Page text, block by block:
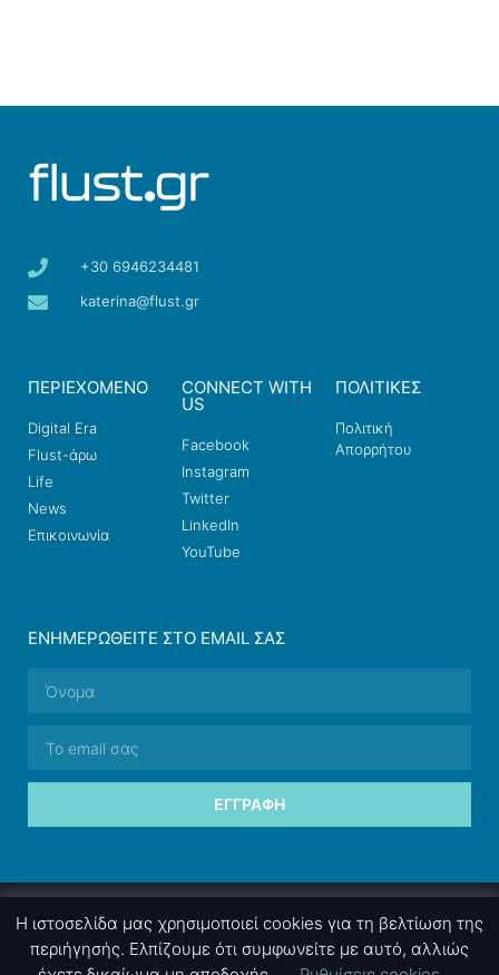
+30 6946234481
katerina@flust.gr
ΠΕΡΙΕΧΟΜΕΝΟ
Digital Era
Flust-άρω
Life
News
Επικοινωνία
CONNECT WITH
US
Facebook
Instagram
Twitter
LinkedIn
YouTube
ΠΟΛΙΤΙΚΕΣ
Πολιτική
Απορρήτου
ΕΝΗΜΕΡΩΘΕΊΤΕ ΣΤΟ EMAIL ΣΑΣ
ΕΓΓΡΑΦΉ
Η ιστοσελίδα μας χρησιμοποιεί cookies για τη βελτίωση της
περιήγησής. Ελπίζουμε ότι συμφωνείτε με αυτό, αλλιώς